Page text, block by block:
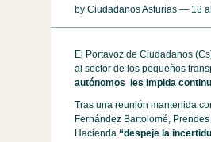
by Ciudadanos Asturias — 13
El Portavoz de Ciudadanos
al sector de los pequeños
autónomos les impida
Tras una reunión mantenida
Fernández Bartolomé,
Hacienda “despeje la